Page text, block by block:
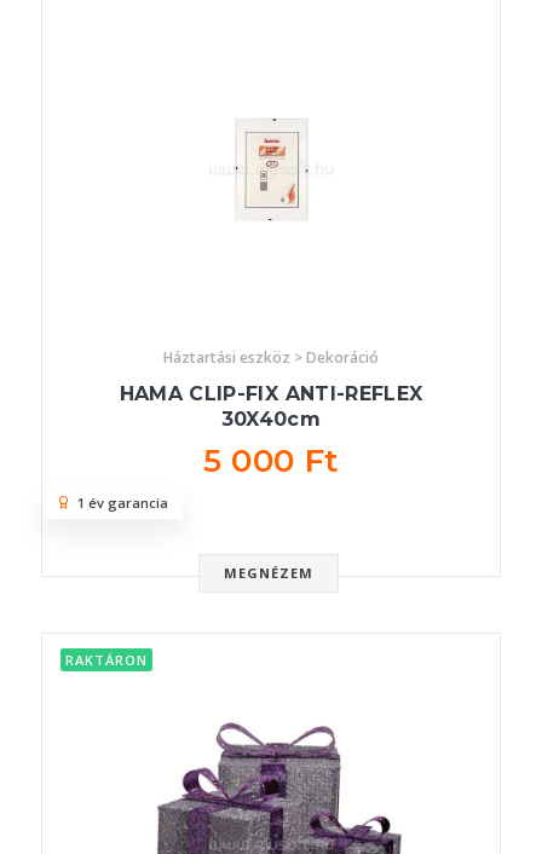
Háztartási eszköz > Dekoráció
HAMA CLIP-FIX ANTI-REFLEX
30X40cm
5 000 Ft
MEGNÉZEM
1 év garancia
RAKTÁRON